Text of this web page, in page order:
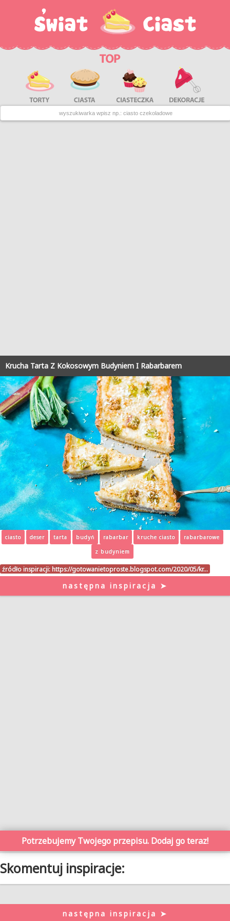
Krucha Tarta Z Kokosowym Budyniem I Rabarbarem
ciasto deser tarta budyń rabarbar kruche ciasto
rabarbarowe
z budyniem
źródło inspiracji: https://gotowanietoproste.blogspot.com/2020/05/kr…
następna inspiracja ➤
Potrzebujemy Twojego przepisu. Dodaj go teraz!
Skomentuj inspiracje:
następna inspiracja ➤